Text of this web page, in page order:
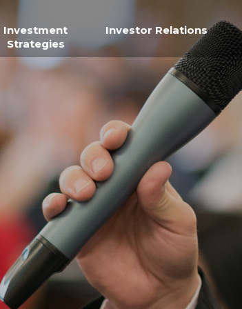
Investor Relations
Investment
Strategies